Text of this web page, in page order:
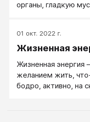
органы, гладкую
01 окт. 2022 г.
Жизненная
Жизненная энергия
желанием жить,
бодро, активно, на